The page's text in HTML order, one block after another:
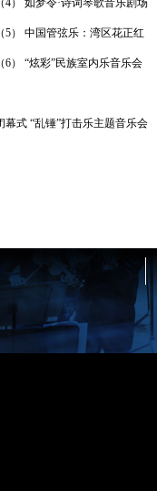
4） 如梦令·诗词琴歌音乐剧场
5） 中国管弦乐：湾区花正红
6） “炫彩”民族室内乐音乐会
幕式 “乱锤”打击乐主题音乐会